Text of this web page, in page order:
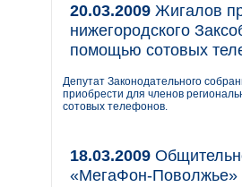
20.03.2009 Жигалов
нижегородского
помощью сотовых
Депутат Законодательного
приобрести для членов
сотовых телефонов.
18.03.2009
«МегаФон-Поволжье»